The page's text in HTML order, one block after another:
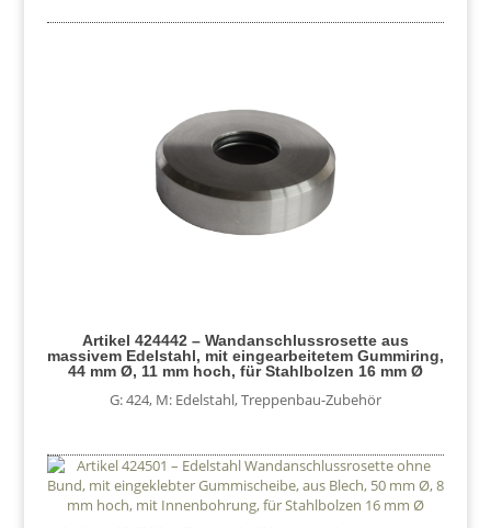
Artikel 424442 – Wandanschlussrosette aus
massivem Edelstahl, mit eingearbeitetem Gummiring,
44 mm Ø, 11 mm hoch, für Stahlbolzen 16 mm Ø
G: 424, M: Edelstahl,Treppenbau-Zubehör